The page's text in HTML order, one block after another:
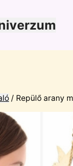
/ Repülő arany